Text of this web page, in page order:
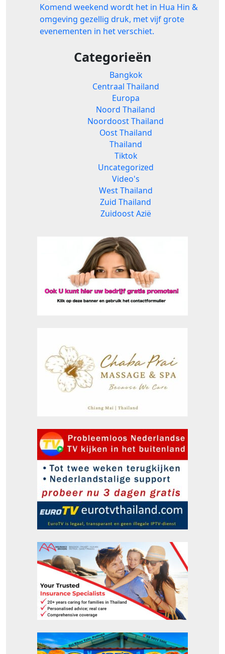
Komend weekend wordt het in Hua Hin &
omgeving gezellig druk, met vijf grote
evenementen in het verschiet.
Categorieën
Bangkok
Centraal Thailand
Europa
Noord Thailand
Noordoost Thailand
Oost Thailand
Thailand
Tiktok
Uncategorized
Video's
West Thailand
Zuid Thailand
Zuidoost Azië